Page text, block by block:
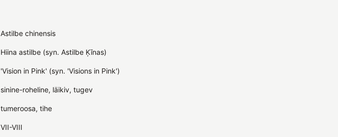
Astilbe chinensis
Hiina astilbe (syn. Astilbe Ķīnas)
'Vision in Pink' (syn. 'Visions in Pink')
sinine-roheline, läikiv, tugev
tumeroosa, tihe
VII-VIII